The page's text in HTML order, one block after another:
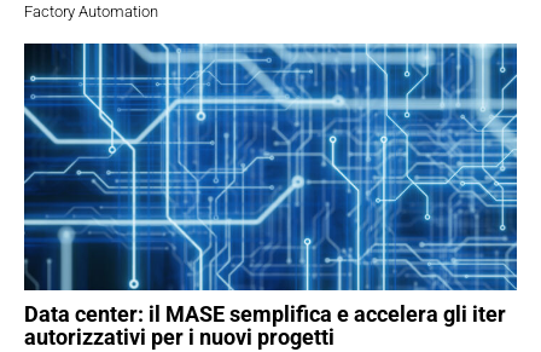
Factory Automation
Data center: il MASE semplifica e accelera gli iter
autorizzativi per i nuovi progetti